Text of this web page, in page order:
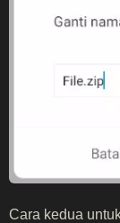
Cara kedua